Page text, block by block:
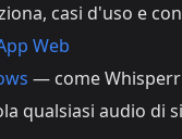
casi d'uso e
Web
— come
qualsiasi audio di